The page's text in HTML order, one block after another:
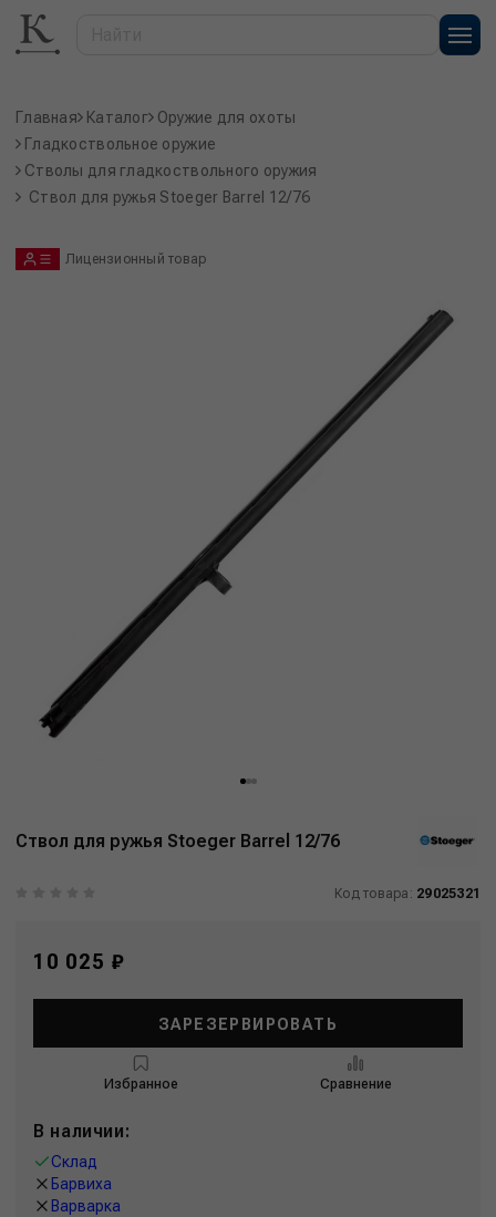
Главная Каталог Оружие для охоты
Гладкоствольное оружие
Стволы для гладкоствольного оружия
Ствол для ружья Stoeger Barrel 12/76
Лицензионный товар
Ствол для ружья Stoeger Barrel 12/76
Код товара: 29025321
10 025 ₽
ЗАРЕЗЕРВИРОВАТЬ
Избранное Сравнение
В наличии:
Склад
Барвиха
Варварка